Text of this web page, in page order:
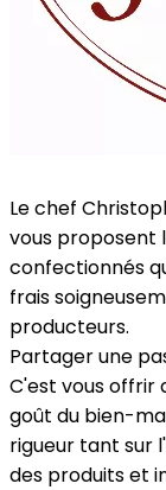
Le chef
vous proposent
confectionnés
frais
producteurs.
Partager une
C'est vous offrir
goût du bien-
rigueur tant sur
des produits et